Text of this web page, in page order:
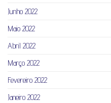
Junho 2022
Maio 2022
Abril 2022
Março 2022
Fevereiro 2022
Janeiro 2022